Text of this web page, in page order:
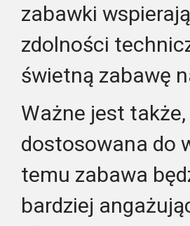
zabawki
zdolności
świetną zabawę
Ważne jest
dostosowana do
temu zabawa
bardziej